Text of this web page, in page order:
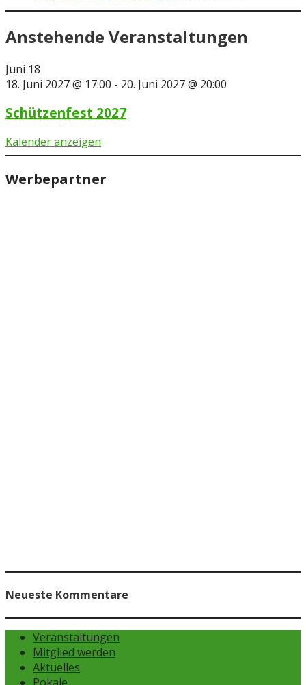
Anstehende Veranstaltungen
Juni 18
18. Juni 2027 @ 17:00 - 20. Juni 2027 @ 20:00
Schützenfest 2027
Kalender anzeigen
Werbepartner
Neueste Kommentare
Veranstaltungen
Mitglied werden
Aktuelles
Pokale